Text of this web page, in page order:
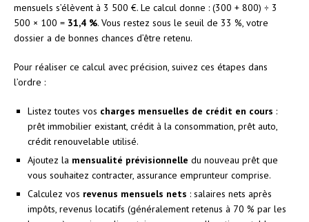
mensuels s’élèvent à 3 500 €. Le calcul donne : (300 + 800) ÷ 3
500 × 100 = 31,4 %. Vous restez sous le seuil de 33 %, votre
dossier a de bonnes chances d’être retenu.
Pour réaliser ce calcul avec précision, suivez ces étapes dans
l’ordre :
Listez toutes vos charges mensuelles de crédit en cours :
prêt immobilier existant, crédit à la consommation, prêt auto,
crédit renouvelable utilisé.
Ajoutez la mensualité prévisionnelle du nouveau prêt que
vous souhaitez contracter, assurance emprunteur comprise.
Calculez vos revenus mensuels nets : salaires nets après
impôts, revenus locatifs (généralement retenus à 70 % par les